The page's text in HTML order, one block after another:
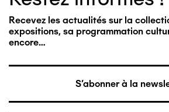
Recevez les actualités sur la
expositions, sa programmation
encore…
S'abonner à la